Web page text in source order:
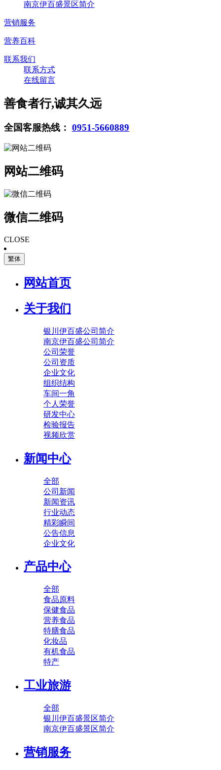
南京伊百盛景区简介
营销服务
营养百科
联系我们
联系方式
在线留言
善食者行,诚其久远
全国客服热线： 0951-5660889
网站二维码
微信二维码
CLOSE
繁体
网站首页
关于我们
银川伊百盛公司简介
南京伊百盛公司简介
公司荣誉
公司资质
企业文化
组织结构
车间一角
个人荣誉
研发中心
检验报告
视频欣赏
新闻中心
全部
公司新闻
新闻资讯
行业动态
精彩瞬间
公告信息
企业文化
产品中心
全部
食品原料
保健食品
营养食品
特膳食品
化妆品
有机食品
特产
工业旅游
全部
银川伊百盛景区简介
南京伊百盛景区简介
营销服务